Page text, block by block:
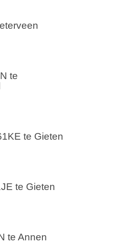
te
te Gieten
te Gieten
te Annen